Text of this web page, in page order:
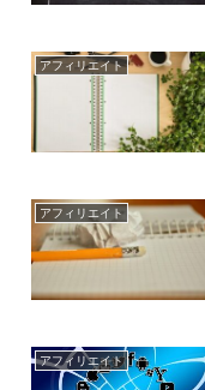
アフィリエイト
アフィリエイト
アフィリエイト